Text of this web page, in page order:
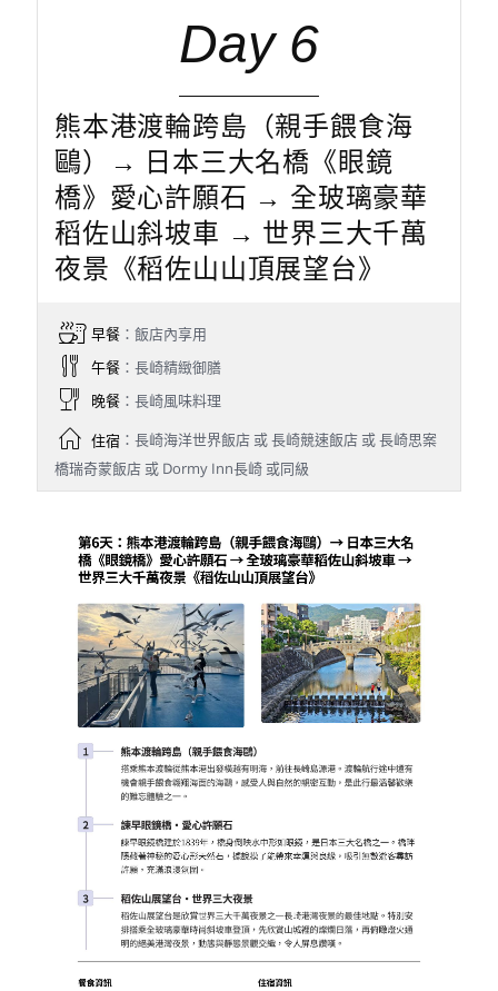
Day 6
熊本港渡輪跨島（親手餵食海
鷗）→ 日本三大名橋《眼鏡
橋》愛心許願石 → 全玻璃豪華
稻佐山斜坡車 → 世界三大千萬
夜景《稻佐山山頂展望台》
早餐：飯店內享用
午餐：長崎精緻御膳
晚餐：長崎風味料理
住宿：長崎海洋世界飯店 或 長崎競速飯店 或 長崎思案
橋瑞奇蒙飯店 或 Dormy Inn長崎 或同級